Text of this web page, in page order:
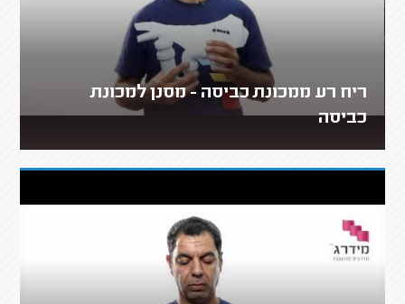
ריח רע ממכונת כביסה - מסנן למכונת
כביסה